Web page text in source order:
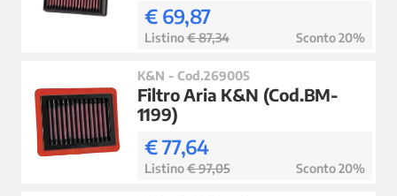
€ 69,87
Listino€ 87,34 Sconto 20%
K&N - Cod.269005
Filtro Aria K&N (Cod.BM-
1199)
€ 77,64
Listino€ 97,05 Sconto 20%